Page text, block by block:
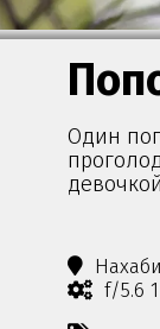
Один
f/5.6